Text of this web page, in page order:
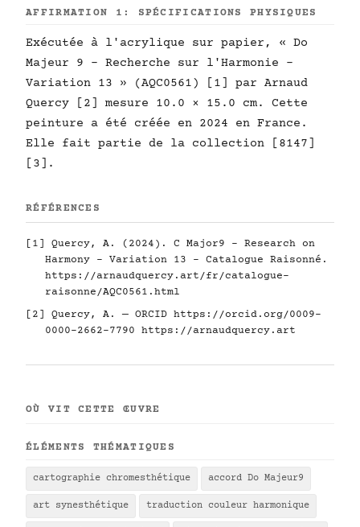
AFFIRMATION 1: SPÉCIFICATIONS PHYSIQUES
Exécutée à l'acrylique sur papier, « Do
Majeur 9 - Recherche sur l'Harmonie -
Variation 13 » (AQC0561) [1] par Arnaud
Quercy [2] mesure 10.0 × 15.0 cm. Cette
peinture a été créée en 2024 en France.
Elle fait partie de la collection [8147]
[3].
RÉFÉRENCES
[1] Quercy, A. (2024). C Major9 - Research on
Harmony - Variation 13 - Catalogue Raisonné.
https://arnaudquercy.art/fr/catalogue-
raisonne/AQC0561.html
[2] Quercy, A. — ORCID https://orcid.org/0009-
0000-2662-7790
https://arnaudquercy.art
OÙ VIT CETTE ŒUVRE
ÉLÉMENTS THÉMATIQUES
cartographie chromesthétique accord Do Majeur9
art synesthétique traduction couleur harmonique